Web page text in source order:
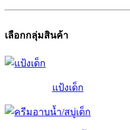
เลือกกลุ่มสินค้า
แป้งเด็ก